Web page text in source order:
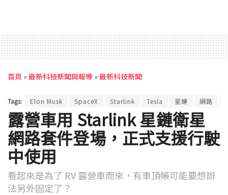
首頁 »最新科技新聞與報導 »最新科技新聞
Tags: Elon Musk SpaceX Starlink Tesla 星鏈 網路
露營車用 Starlink 星鏈衛星
網路套件登場，正式支援行駛
中使用
看起來是為了 RV 露營車而來，有車頂帳可能要想辦
法另外固定了？